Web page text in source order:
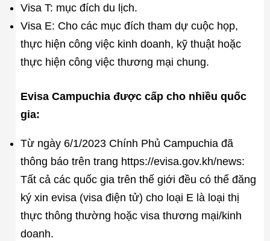
Visa T: mục đích du lịch.
Visa E: Cho các mục đích tham dự cuộc họp,
thực hiện công việc kinh doanh, kỹ thuật hoặc
thực hiện công việc thương mại chung.
Evisa Campuchia được cấp cho nhiều quốc
gia:
Từ ngày 6/1/2023 Chính Phủ Campuchia đã
thông báo trên trang https://evisa.gov.kh/news:
Tất cả các quốc gia trên thế giới đều có thể đăng
ký xin evisa (visa điện tử) cho loại E là loại thị
thực thông thường hoặc visa thương mại/kinh
doanh.